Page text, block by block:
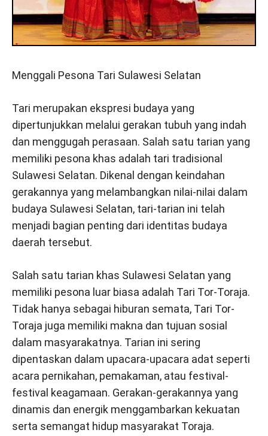
Menggali Pesona Tari Sulawesi Selatan
Tari merupakan ekspresi budaya yang
dipertunjukkan melalui gerakan tubuh yang indah
dan menggugah perasaan. Salah satu tarian yang
memiliki pesona khas adalah tari tradisional
Sulawesi Selatan. Dikenal dengan keindahan
gerakannya yang melambangkan nilai-nilai dalam
budaya Sulawesi Selatan, tari-tarian ini telah
menjadi bagian penting dari identitas budaya
daerah tersebut.
Salah satu tarian khas Sulawesi Selatan yang
memiliki pesona luar biasa adalah Tari Tor-Toraja.
Tidak hanya sebagai hiburan semata, Tari Tor-
Toraja juga memiliki makna dan tujuan sosial
dalam masyarakatnya. Tarian ini sering
dipentaskan dalam upacara-upacara adat seperti
acara pernikahan, pemakaman, atau festival-
festival keagamaan. Gerakan-gerakannya yang
dinamis dan energik menggambarkan kekuatan
serta semangat hidup masyarakat Toraja.